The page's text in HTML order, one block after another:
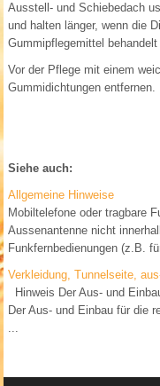
Ausstell- und Schiebedach
und halten länger, wenn die
Gummipflegemittel behandelt
Vor der Pflege mit einem
Gummidichtungen entfernen.
Siehe auch:
Allgemeine Hinweise
Mobiltelefone oder tragbare
Aussenantenne nicht
Funkfernbedienungen (z.B.
Verkleidung, Tunnelseite,
Hinweis Der Aus- und
Der Aus- und Einbau für
...